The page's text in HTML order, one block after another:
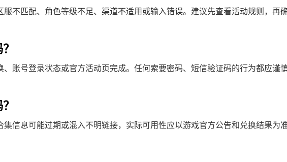
不匹配、角色等级不足、渠道不适用或输入错误。建议先查看活动规则，再
账号登录状态或官方活动页完成。任何索要密码、短信验证码的行为都应谨
信息可能过期或混入不明链接，实际可用性应以游戏官方公告和兑换结果为准